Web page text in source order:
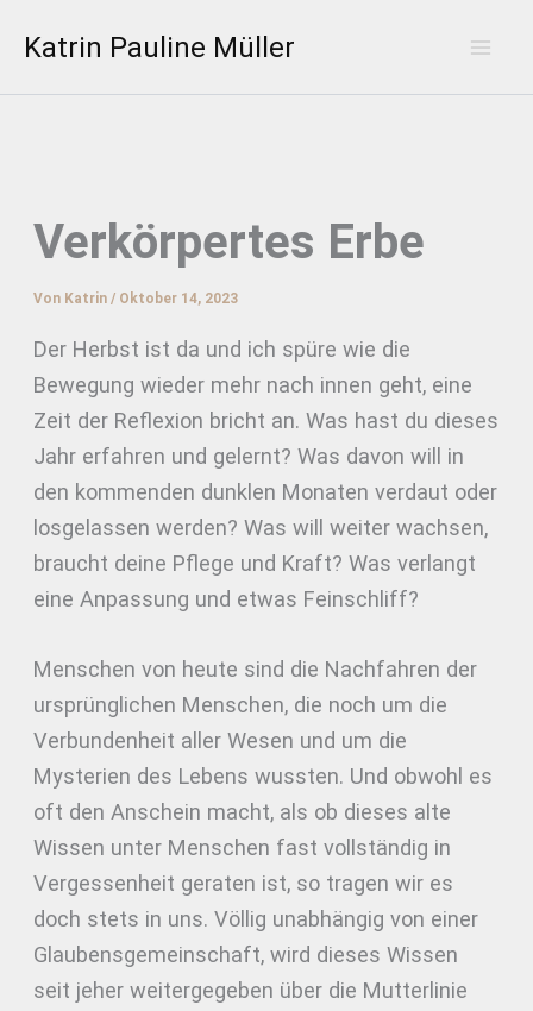
InhaltKatrin Pauline Müller
Verkörpertes Erbe
Von Katrin/ Oktober 14, 2023
Der Herbst ist da und ich spüre wie die
Bewegung wieder mehr nach innen geht, eine
Zeit der Reflexion bricht an. Was hast du dieses
Jahr erfahren und gelernt? Was davon will in
den kommenden dunklen Monaten verdaut oder
losgelassen werden? Was will weiter wachsen,
braucht deine Pflege und Kraft? Was verlangt
eine Anpassung und etwas Feinschliff?
Menschen von heute sind die Nachfahren der
ursprünglichen Menschen, die noch um die
Verbundenheit aller Wesen und um die
Mysterien des Lebens wussten. Und obwohl es
oft den Anschein macht, als ob dieses alte
Wissen unter Menschen fast vollständig in
Vergessenheit geraten ist, so tragen wir es
doch stets in uns. Völlig unabhängig von einer
Glaubensgemeinschaft, wird dieses Wissen
seit jeher weitergegeben über die Mutterlinie